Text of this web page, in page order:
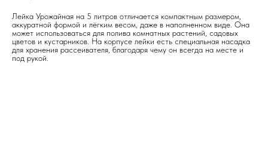
Лейка Урожайная на 5 литров отличается компактным размером,
аккуратной формой и лёгким весом, даже в наполненном виде. Она
может использоваться для полива комнатных растений, садовых
цветов и кустарников. На корпусе лейки есть специальная насадка
для хранения рассеивателя, благодаря чему он всегда на месте и
под рукой.